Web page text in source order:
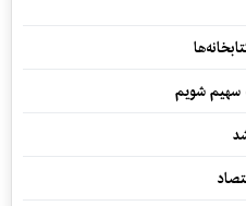
سهیم شویم